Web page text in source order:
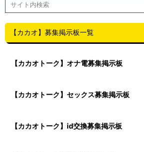
【カカオ】募集掲示板一覧
【カカオトーク】オナ電募集掲示板
【カカオトーク】セックス募集掲示板
【カカオトーク】id交換募集掲示板